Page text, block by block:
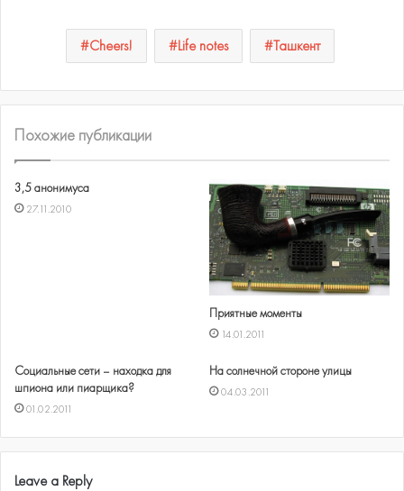
Cheers! Life notes Ташкент
Похожие публикации
3,5 анонимуса
27.11.2010
Приятные моменты
14.01.2011
Социальные сети – находка для
шпиона или пиарщика?
01.02.2011
На солнечной стороне улицы
04.03.2011
Leave a Reply